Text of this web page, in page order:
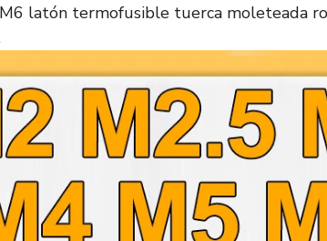
latón termofusible tuerca moleteada